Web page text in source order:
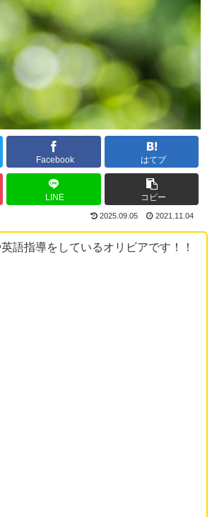
Facebook はてブ
LINE コピー
2025.09.05 2021.11.04
語指導をしているオリビアです！！